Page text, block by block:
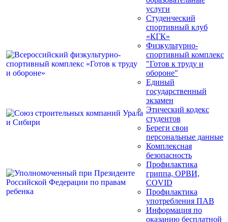
услуги
Студенческий
спортивный клуб
«КГК»
Физкультурно-
спортивный комплекс
"Готов к труду и
обороне"
Единый
государственный
экзамен
Этический кодекс
студентов
Береги свои
персональные данные
Комплексная
безопасность
Профилактика
гриппа, ОРВИ,
COVID
Профилактика
употребления ПАВ
Информация по
оказанию бесплатной